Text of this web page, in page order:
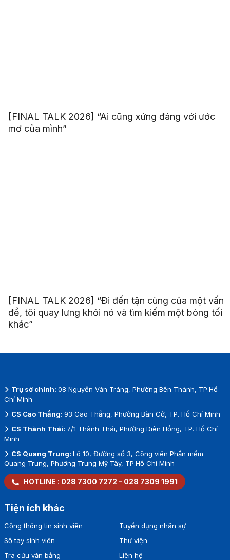
[FINAL TALK 2026] “Ai cũng xứng đáng với ước
mơ của mình”
[FINAL TALK 2026] “Đi đến tận cùng của một vấn
đề, tôi quay lưng khỏi nó và tìm kiếm một bóng tối
khác”
Trụ sở chính: 08 Nguyễn Văn Tráng, Phường Bến Thành, TP.Hồ
Chí Minh
CS Cao Thắng: 93 Cao Thắng, Phường Bàn Cờ, TP. Hồ Chí Minh
CS Thành Thái: 7/1 Thành Thái, Phường Diên Hồng, TP. Hồ Chí
Minh
CS Quang Trung: Lô 10, Đường số 3, Công viên Phần mềm
Quang Trung, Phường Trung Mỹ Tây, TP.Hồ Chí Minh
HOTLINE : 028 7300 7272 - 028 7309 1991
Tiện ích khác
Cổng thông tin sinh viên
Sổ tay sinh viên
Tra cứu văn bằng
Tuyển dụng nhân sự
Thư viện
Liên hệ